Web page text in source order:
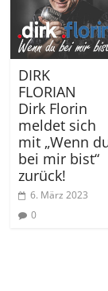
DIRK
FLORIAN
Dirk Florin
meldet sich
mit „Wenn
bei mir bist“
zurück!
6. März 2023
0